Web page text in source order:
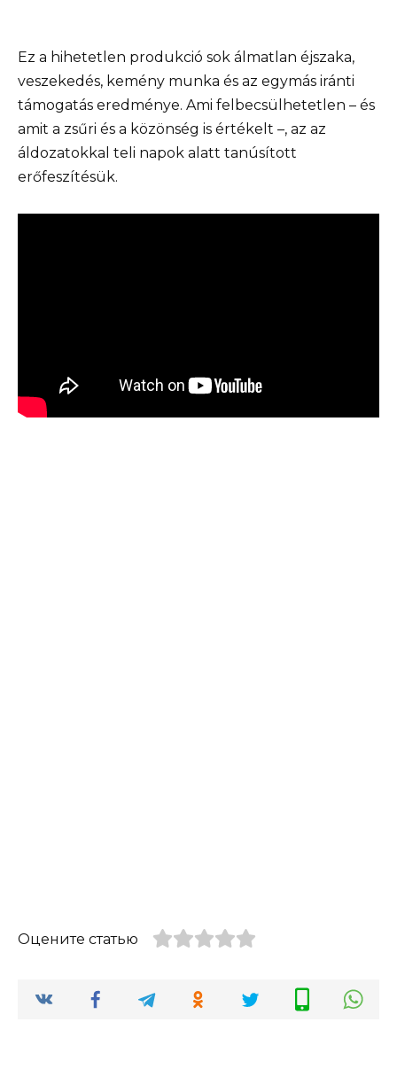
Ez a hihetetlen produkció sok álmatlan éjszaka,
veszekedés, kemény munka és az egymás iránti
támogatás eredménye. Ami felbecsülhetetlen – és
amit a zsűri és a közönség is értékelt –, az az
áldozatokkal teli napok alatt tanúsított
erőfeszítésük.
Оцените статью